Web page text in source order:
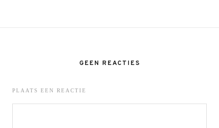
GEEN REACTIES
PLAATS EEN REACTIE